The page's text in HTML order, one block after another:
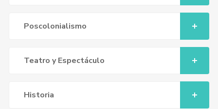
Poscolonialismo
Teatro y Espectáculo
Historia